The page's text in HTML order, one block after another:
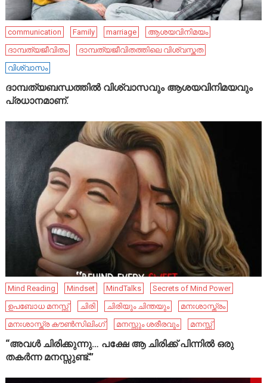
communication Family marriage
ആശയവിനിമയം
ദാമ്പത്യജീവിതം
ദാമ്പത്യജീവിതത്തിലെ വിശ്വസ്തത
വിശ്വാസം
ദാമ്പത്യബന്ധത്തിൽ വിശ്വാസവും ആശയവിനിമയവും
പ്രധാനമാണ്.
Mind Reading Mindset MindTalks
Secrets of Mind Power
ഉപബോധ മനസ്സ്
ചിരി ചിരിയും ചിന്തയും
മനഃശാസ്ത്രം
മനഃശാസ്ത്ര കൗൺസിലിംഗ്
മനസ്സും ശരീരവും മനസ്സ്
“അവൾ ചിരിക്കുന്നു… പക്ഷേ ആ ചിരിക്ക് പിന്നിൽ ഒരു
തകർന്ന മനസ്സുണ്ട്.”